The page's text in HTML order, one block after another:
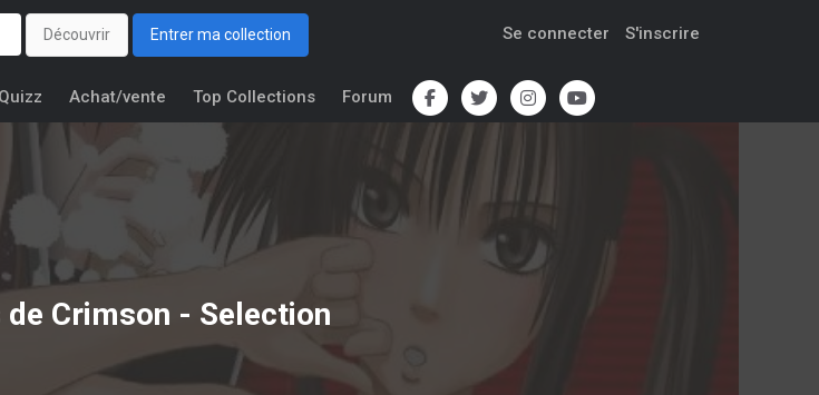
Découvrir Entrer ma collection Se connecter S'inscrire
Quizz Achat/vente Top Collections Forum
Crimson - Selection